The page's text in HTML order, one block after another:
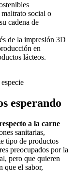
social o
cadena de
de la impresión 3D
en
lácteos.
esperando
a la carne
sanitarias,
tipo de productos
preocupados por la
pero que quieren
que el sabor,